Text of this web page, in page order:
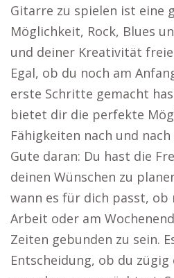
Gitarre zu spielen ist eine
Möglichkeit, Rock, Blues
und deiner Kreativität
Egal, ob du noch am
erste Schritte gemacht
bietet dir die perfekte
Fähigkeiten nach und nach
Gute daran: Du hast die
deinen Wünschen zu
wann es für dich passt, ob
Arbeit oder am
Zeiten gebunden zu sein.
Entscheidung, ob du